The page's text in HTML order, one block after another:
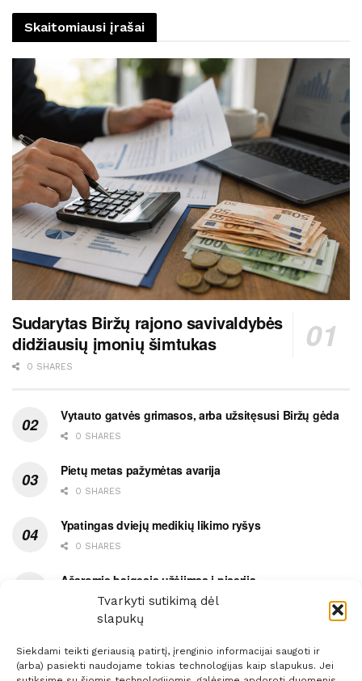
Tvarkyti sutikimą dėl
slapukų
Siekdami teikti geriausią patirtį, įrenginio informacijai saugoti ir
(arba) pasiekti naudojame tokias technologijas kaip slapukus. Jei
Skaitomiausi įrašai
Sudarytas Biržų rajono savivaldybės
didžiausių įmonių šimtukas
0 SHARES
Vytauto gatvės grimasos, arba užsitęsusi Biržų gėda
0 SHARES
Pietų metas pažymėtas avarija
0 SHARES
Ypatingas dviejų medikių likimo ryšys
0 SHARES
Ašaromis baigęsis užėjimas į piceriją
0 SHARES